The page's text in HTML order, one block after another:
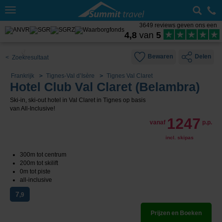
Toggle
3649 reviews geven ons een
4,8 van 5
< Zoekresultaat Bewaren Delen
Frankrijk Tignes-Val d’Isère Tignes Val Claret
Hotel Club Val Claret (Belambra)
Ski-in, ski-out hotel in Val Claret in Tignes op basis
van All-Inclusive!
vanaf 1247 p.p.
incl. skipas
300m tot centrum
200m tot skilift
0m tot piste
all-inclusive
7,9
Prijzen en Boeken